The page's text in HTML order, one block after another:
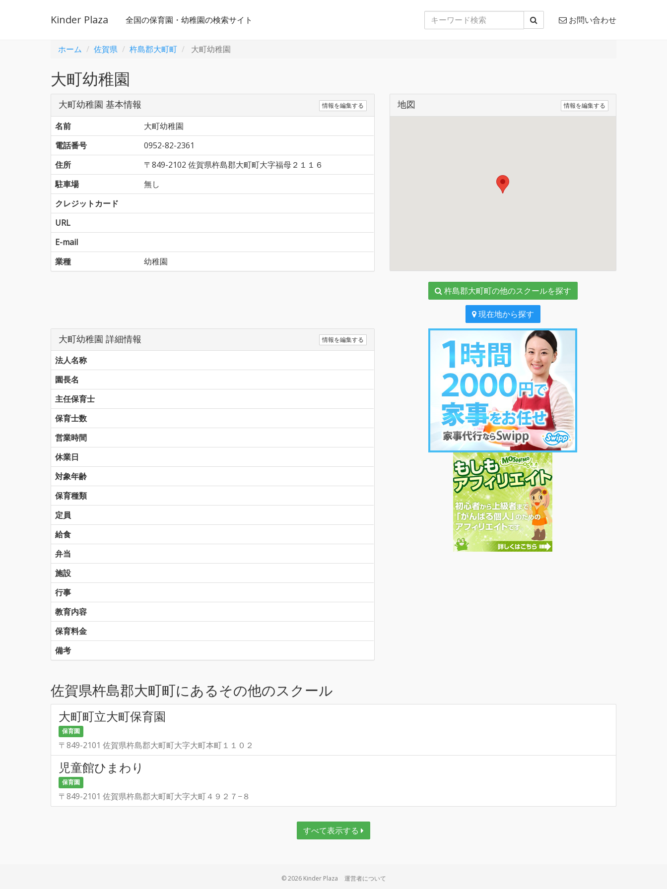
Kinder Plaza 全国の保育園・幼稚園の検索サイト お問い合わせ
ホーム 佐賀県 杵島郡大町町 大町幼稚園
大町幼稚園
大町幼稚園 基本情報 情報を編集する
名前
大町幼稚園
電話番号
0952-82-2361
住所
〒849-2102 佐賀県杵島郡大町町大字福母２１１６
駐車場
無し
クレジットカード
URL
E-mail
業種
幼稚園
地図 情報を編集する
杵島郡大町町の他のスクールを探す
現在地から探す
大町幼稚園 詳細情報 情報を編集する
法人名称
園長名
主任保育士
保育士数
営業時間
休業日
対象年齢
保育種類
定員
給食
弁当
施設
行事
教育内容
保育料金
備考
佐賀県杵島郡大町町にあるその他のスクール
大町町立大町保育園
保育園
〒849-2101 佐賀県杵島郡大町町大字大町本町１１０２
児童館ひまわり
保育園
〒849-2101 佐賀県杵島郡大町町大字大町４９２７−８
すべて表示する
© 2026 Kinder Plaza 運営者について